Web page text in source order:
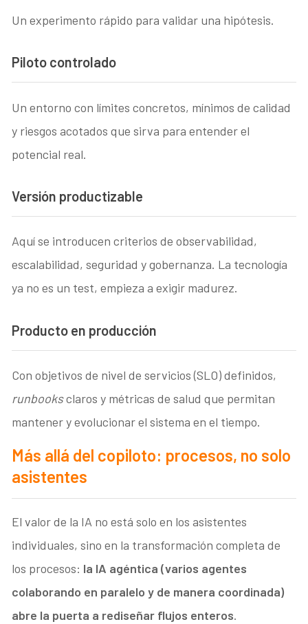
Un experimento rápido para validar una hipótesis.
Piloto controlado
Un entorno con límites concretos, mínimos de calidad
y riesgos acotados que sirva para entender el
potencial real.
Versión productizable
Aquí se introducen criterios de observabilidad,
escalabilidad, seguridad y gobernanza. La tecnología
ya no es un test, empieza a exigir madurez.
Producto en producción
Con objetivos de nivel de servicios (SLO) definidos,
runbooksclaros y métricas de salud que permitan
mantener y evolucionar el sistema en el tiempo.
Más allá del copiloto: procesos, no solo
asistentes
El valor de la IA no está solo en los asistentes
individuales, sino en la transformación completa de
los procesos: la IA agéntica (varios agentes
colaborando en paralelo y de manera coordinada)
abre la puerta a rediseñar flujos enteros.